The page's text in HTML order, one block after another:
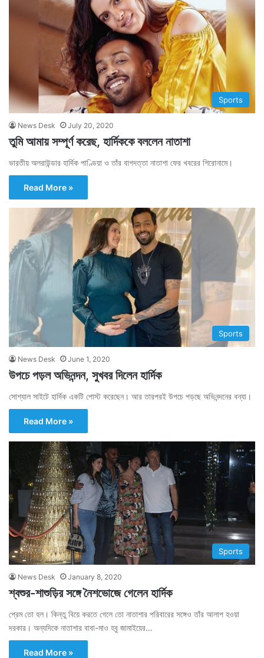
Sports
News Desk July 20, 2020
তুমি আমায় সম্পূর্ণ করেছ, হার্দিককে বললেন নাতাশা
ভারতীয় অলরাউন্ডার হার্দিক পাণ্ডিয়া ও তাঁর বাগদত্তা নাতাশা ফের খবরের শিরোনামে।
Read More »
Sports
News Desk June 1, 2020
উপচে পড়ল অভিনন্দন, সুখবর দিলেন হার্দিক
সোশ্যাল সাইটে হার্দিক একটি পোস্ট করেছেন। আর তারপরই উপচে পড়ছে অভিনন্দনের বন্যা।
Read More »
Sports
News Desk January 8, 2020
শ্বশুর-শাশুড়ির সঙ্গে নৈশভোজে গেলেন হার্দিক
প্রেম তো হল। কিন্তু বিয়ে করতে গেলে তো নাতাশার পরিবারের সঙ্গেও তাঁর আলাপ হওয়া
দরকার। অন্যদিকে নাতাশার বাবা-মাও হবু জামাইয়ের…
Read More »